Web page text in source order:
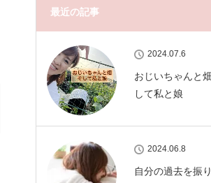
最近の記事
2024.07.6
おじいちゃんと
して私と娘
2024.06.8
自分の過去を振